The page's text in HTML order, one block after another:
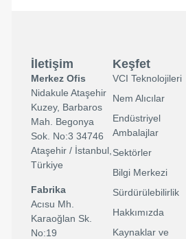
Keşfet
VCI Teknolojileri
Nem Alıcılar
Endüstriyel
Ambalajlar
Sektörler
Bilgi Merkezi
Sürdürülebilirlik
Hakkımızda
Kaynaklar ve
İletişim
Merkez Ofis
Nidakule Ataşehir
Kuzey, Barbaros
Mah. Begonya
Sok. No:3 34746
Ataşehir / İstanbul,
Türkiye
Fabrika
Acısu Mh.
Karaoğlan Sk.
No:19